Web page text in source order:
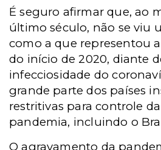
É seguro afirmar que, ao
último século, não se viu
como a que representou
do início de 2020, diante
infecciosidade do
grande parte dos países
restritivas para controle
pandemia, incluindo o
O agravamento da